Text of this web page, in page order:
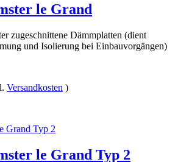
le Grand
zugeschnittene Dämmplatten (dient
und Isolierung bei Einbauvorgängen)
Versandkosten )
le Grand Typ 2